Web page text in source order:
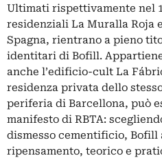
Ultimati rispettivamente nel
residenziali La Muralla Roja
Spagna, rientrano a pieno
identitari di Bofill.
anche l’edificio-cult La
residenza privata dello
periferia di Barcellona, può
manifesto di RBTA:
dismesso cementificio, Bofill
ripensamento, teorico e